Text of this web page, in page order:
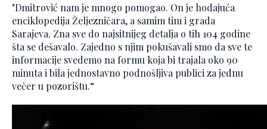
"Dmitrović nam je mnogo pomogao. On je hodajuća
enciklopedija Željezničara, a samim tim i grada
Sarajeva. Zna sve do najsitnijeg detalja o tih 104 godine
šta se dešavalo. Zajedno s njim pokušavali smo da sve te
informacije svedemo na formu koja bi trajala oko 90
minuta i bila jednostavno podnošljiva publici za jednu
večer u pozorištu.“